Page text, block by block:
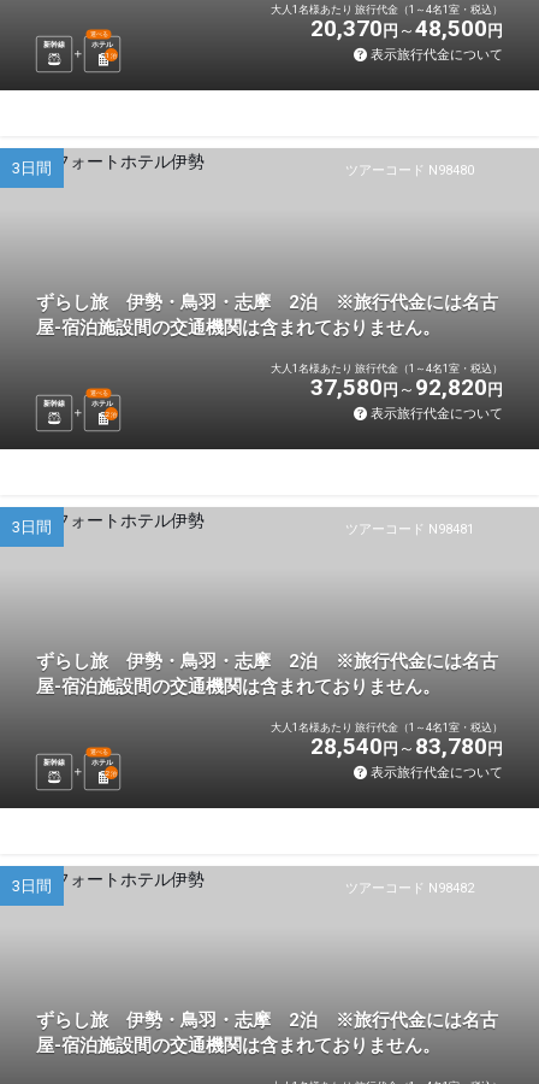
新幹線 ホテル
選べる
1 泊
大人1名様あたり 旅行代金（1～4名1室・税込）
20,370 円 48,500 円
表示旅行代金について
ツアーコード N98480
3日間
ずらし旅 伊勢・鳥羽・志摩 2泊 ※旅行代金には名古
屋-宿泊施設間の交通機関は含まれておりません。
新幹線 ホテル
選べる
2泊
大人1名様あたり 旅行代金（1～4名1室・税込）
37,580 円 92,820 円
表示旅行代金について
ツアーコード N98481
3日間
ずらし旅 伊勢・鳥羽・志摩 2泊 ※旅行代金には名古
屋-宿泊施設間の交通機関は含まれておりません。
新幹線 ホテル
選べる
2泊
大人1名様あたり 旅行代金（1～4名1室・税込）
28,540 円 83,780 円
表示旅行代金について
ツアーコード N98482
3日間
ずらし旅 伊勢・鳥羽・志摩 2泊 ※旅行代金には名古
屋-宿泊施設間の交通機関は含まれておりません。